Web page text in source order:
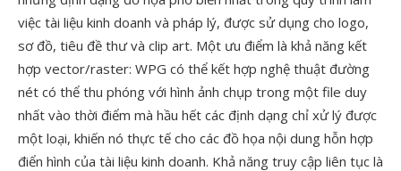
việc tài liệu kinh doanh và pháp lý, được sử dụng cho logo,
sơ đồ, tiêu đề thư và clip art. Một ưu điểm là khả năng kết
hợp vector/raster: WPG có thể kết hợp nghệ thuật đường
nét có thể thu phóng với hình ảnh chụp trong một file duy
nhất vào thời điểm mà hầu hết các định dạng chỉ xử lý được
một loại, khiến nó thực tế cho các đồ họa nội dung hỗn hợp
điển hình của tài liệu kinh doanh. Khả năng truy cập liên tục là